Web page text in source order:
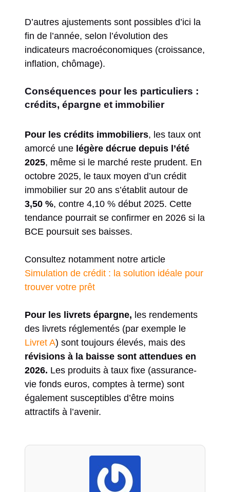
D’autres ajustements sont possibles d’ici la
fin de l’année, selon l’évolution des
indicateurs macroéconomiques (croissance,
inflation, chômage).
Conséquences pour les particuliers :
crédits, épargne et immobilier
Pour les crédits immobiliers, les taux ont
amorcé une légère décrue depuis l’été
2025, même si le marché reste prudent. En
octobre 2025, le taux moyen d’un crédit
immobilier sur 20 ans s’établit autour de
3,50 %, contre 4,10 % début 2025. Cette
tendance pourrait se confirmer en 2026 si la
BCE poursuit ses baisses.
Consultez notamment notre article
Simulation de crédit : la solution idéale pour
trouver votre prêt
Pour les livrets épargne, les rendements
des livrets réglementés (par exemple le
Livret A) sont toujours élevés, mais des
révisions à la baisse sont attendues en
2026. Les produits à taux fixe (assurance-
vie fonds euros, comptes à terme) sont
également susceptibles d’être moins
attractifs à l’avenir.